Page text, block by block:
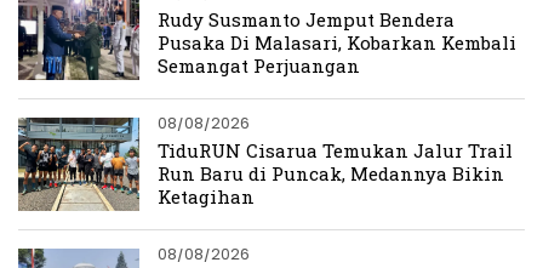
Rudy Susmanto Jemput Bendera
Pusaka Di Malasari, Kobarkan Kembali
Semangat Perjuangan
08/08/2026
TiduRUN Cisarua Temukan Jalur Trail
Run Baru di Puncak, Medannya Bikin
Ketagihan
08/08/2026